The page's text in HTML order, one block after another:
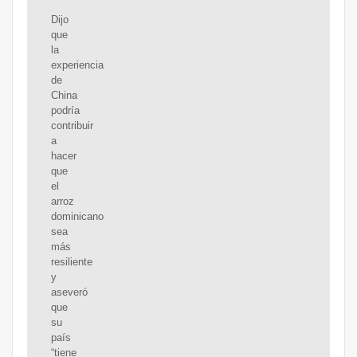
Dijo
que
la
experiencia
de
China
podría
contribuir
a
hacer
que
el
arroz
dominicano
sea
más
resiliente
y
aseveró
que
su
país
“tiene